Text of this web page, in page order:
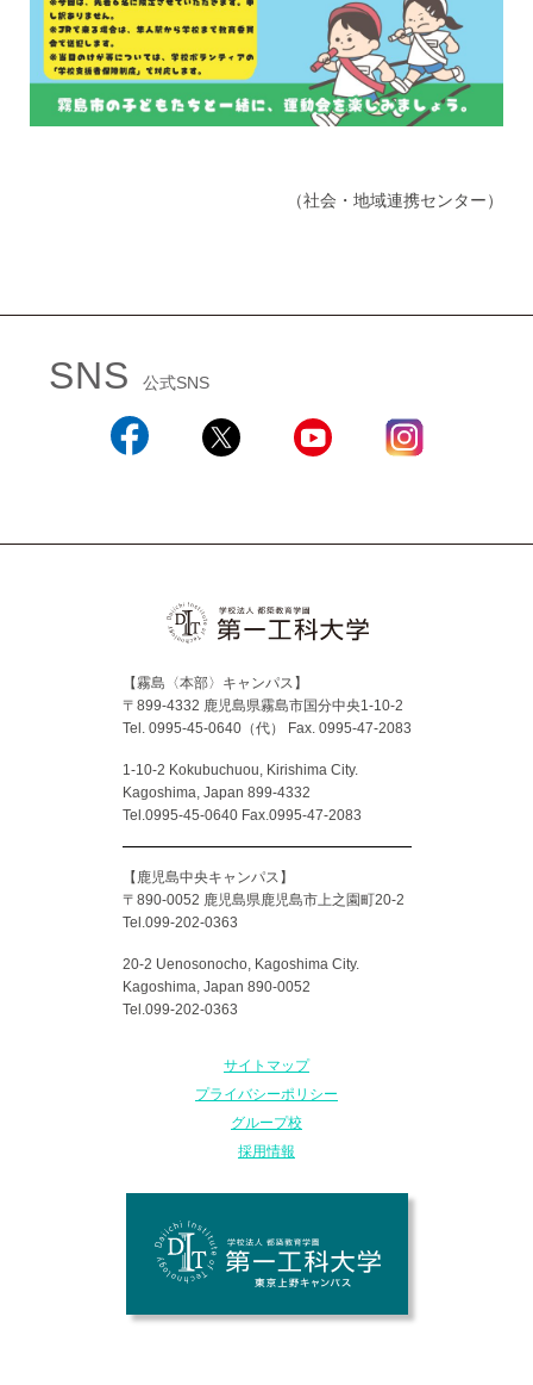
（社会・地域連携センター）
SNS 公式SNS
【霧島〈本部〉キャンパス】
〒899-4332 鹿児島県霧島市国分中央1-10-2
Tel. 0995-45-0640（代）
Fax. 0995-47-2083
1-10-2 Kokubuchuou, Kirishima City.
Kagoshima, Japan 899-4332
Tel.0995-45-0640 Fax.0995-47-2083
【鹿児島中央キャンパス】
〒890-0052 鹿児島県鹿児島市上之園町20-2
Tel.099-202-0363
20-2 Uenosonocho, Kagoshima City.
Kagoshima, Japan 890-0052
Tel.099-202-0363
サイトマップ
プライバシーポリシー
グループ校
採用情報